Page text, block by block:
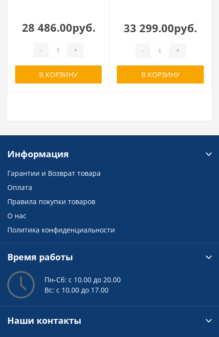
28 486.00руб.
- +
В КОРЗИНУ
33 299.00руб.
- +
В КОРЗИНУ
Информация
Гарантии и Возврат товара
Оплата
Правила покупки товаров
О нас
Политика конфиденциальности
Время работы
Пн-Сб: с 10.00 до 20.00
Вс: с 10.00 до 17.00
Наши контакты